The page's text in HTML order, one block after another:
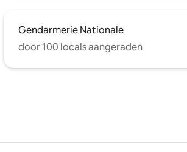
Gendarmerie Nationale
door 100 locals aangeraden